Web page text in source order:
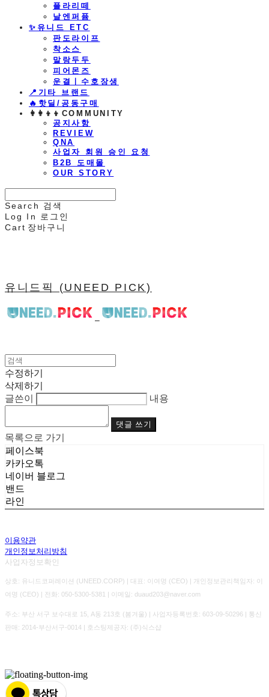
플라리떼
날엔퍼퓸
​✨유니드 ETC
판도라이프
착소스
말랑두두
피어몬즈
운결ㅣ수호장생
📍기타 브랜드
🔥핫딜/공동구매
👩‍👩‍👦‍👦COMMUNITY
공지사항
REVIEW
QNA
사업자 회원 승인 요청
B2B 도매몰
OUR STORY
Search
검색
Log In
로그인
Cart 장바구니
유니드픽 (UNEED PICK)
수정하기
삭제하기
글쓴이
내용
댓글 쓰기
목록으로 가기
페이스북
카카오톡
네이버 블로그
밴드
라인
이용약관
개인정보처리방침
사업자정보확인
상호: 유니드코퍼레이션 (UNEED.CORP) | 대표: 이여명 (CEO) | 개인정보관리책임자: 이
여명 (CEO) | 전화: 050-5300-5381 | 이메일: duaud203@naver.com
주소: 부산 서구 보수대로 15, A동 213호 (봄겨울) | 사업자등록번호: 603-09-50296 | 통신
판매: 2014-부산서구-0014 | 호스팅제공자: (주)식스샵